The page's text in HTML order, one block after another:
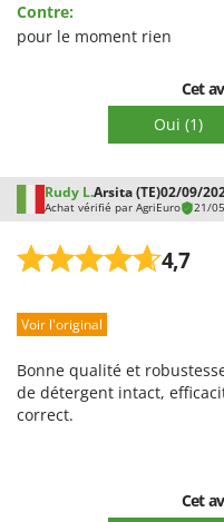
Facilité de montage
Emballage
Contre:
pour le moment rien
Cet
Oui (1)
Rudy L.Arsita (TE)02/09/
Achat vérifié par AgriEuro 21/
4,7
Prestations
Qualité / Prix
Facilité de montage
Voir l'original
Bonne qualité et
de détergent intact,
correct.
Cet